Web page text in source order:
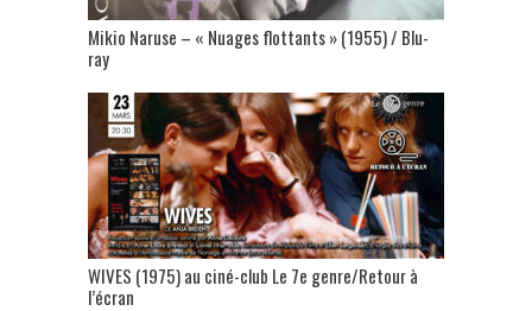
Mikio Naruse – « Nuages flottants » (1955) / Blu-
ray
WIVES (1975) au ciné-club Le 7e genre/Retour à
l’écran